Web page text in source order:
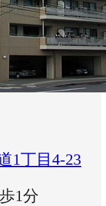
1丁目4-23
1分